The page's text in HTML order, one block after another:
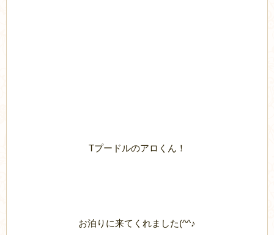
Tプードルのアロくん！
お泊りに来てくれました(^^♪